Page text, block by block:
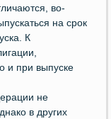
во-
на срок
К
и при выпуске
не
в других